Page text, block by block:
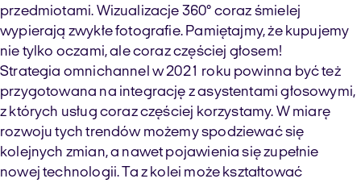
przedmiotami. Wizualizacje 360° coraz śmielej
wypierają zwykłe fotografie. Pamiętajmy, że kupujemy
nie tylko oczami, ale coraz częściej głosem!
Strategia omnichannel w 2021 roku powinna być też
przygotowana na integrację z asystentami głosowymi,
z których usług coraz częściej korzystamy. W miarę
rozwoju tych trendów możemy spodziewać się
kolejnych zmian, a nawet pojawienia się zupełnie
nowej technologii. Ta z kolei może kształtować